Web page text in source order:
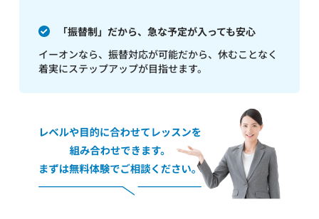
「振替制」だから、急な予定が入っても安心
イーオンなら、振替対応が可能だから、休むことなく
着実にステップアップが目指せます。